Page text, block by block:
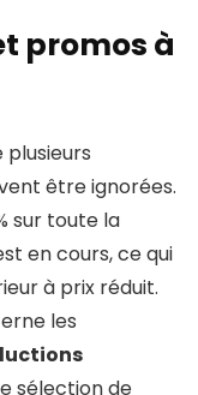
promos à
être ignorées.
sur toute la
en cours, ce qui
à prix réduit.
les
sélection de